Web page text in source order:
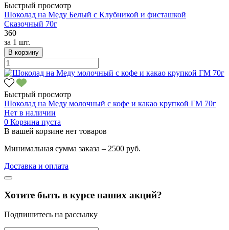
Быстрый просмотр
Шоколад на Меду Белый с Клубникой и фисташкой
Сказочный 70г
360
за 1 шт.
В корзину
Быстрый просмотр
Шоколад на Меду молочный с кофе и какао крупкой ГМ 70г
Нет в наличии
0 Корзина пуста
В вашей корзине нет товаров
Минимальная сумма заказа – 2500 руб.
Доставка и оплата
Хотите быть в курсе наших акций?
Подпишитесь на рассылку